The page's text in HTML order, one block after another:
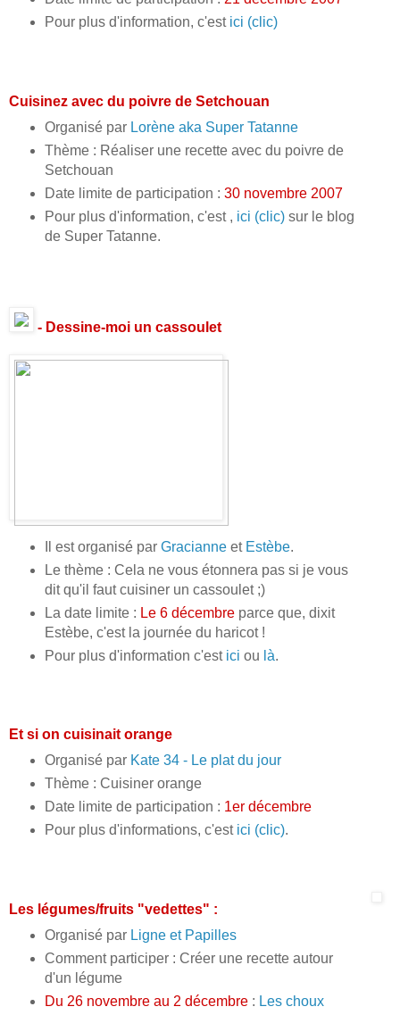
Pour plus d'information, c'est ici (clic)
Cuisinez avec du poivre de Setchouan
Organisé par Lorène aka Super Tatanne
Thème : Réaliser une recette avec du poivre de
Setchouan
Date limite de participation : 30 novembre 2007
Pour plus d'information, c'est , ici (clic)sur le blog
de Super Tatanne.
- Dessine-moi un cassoulet
Il est organisé par Gracianneet Estèbe.
Le thème : Cela ne vous étonnera pas si je vous
dit qu'il faut cuisiner un cassoulet ;)
La date limite : Le 6 décembreparce que, dixit
Estèbe, c'est la journée du haricot !
Pour plus d'information c'est ici ou là.
Et si on cuisinait orange
Organisé par Kate 34 - Le plat du jour
Thème : Cuisiner orange
Date limite de participation : 1er décembre
Pour plus d'informations, c'est ici (clic).
Les légumes/fruits "vedettes" :
Organisé par Ligne et Papilles
Comment participer : Créer une recette autour
d'un légume
Du 26 novembre au 2 décembre : Les choux